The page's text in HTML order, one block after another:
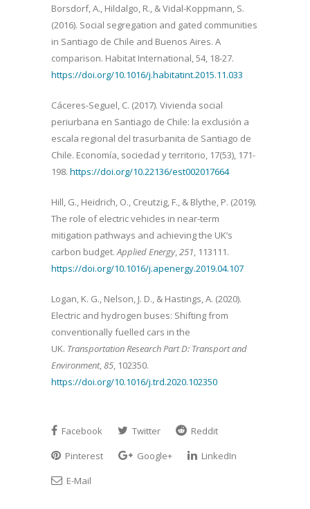
Borsdorf, A., Hildalgo, R., & Vidal-Koppmann, S.
(2016). Social segregation and gated communities
in Santiago de Chile and Buenos Aires. A
comparison. Habitat International, 54, 18-27.
https://doi.org/10.1016/j.habitatint.2015.11.033
Cáceres-Seguel, C. (2017). Vivienda social
periurbana en Santiago de Chile: la exclusión a
escala regional del trasurbanita de Santiago de
Chile. Economía, sociedad y territorio, 17(53), 171-
198. https://doi.org/10.22136/est002017664
Hill, G., Heidrich, O., Creutzig, F., & Blythe, P. (2019).
The role of electric vehicles in near-term
mitigation pathways and achieving the UK’s
carbon budget.Applied Energy,251, 113111.
https://doi.org/10.1016/j.apenergy.2019.04.107
Logan, K. G., Nelson, J. D., & Hastings, A. (2020).
Electric and hydrogen buses: Shifting from
conventionally fuelled cars in the
UK. Transportation Research Part D: Transport and
Environment,85, 102350.
https://doi.org/10.1016/j.trd.2020.102350
Facebook Twitter
Reddit
Pinterest
Google+
LinkedIn
E-Mail